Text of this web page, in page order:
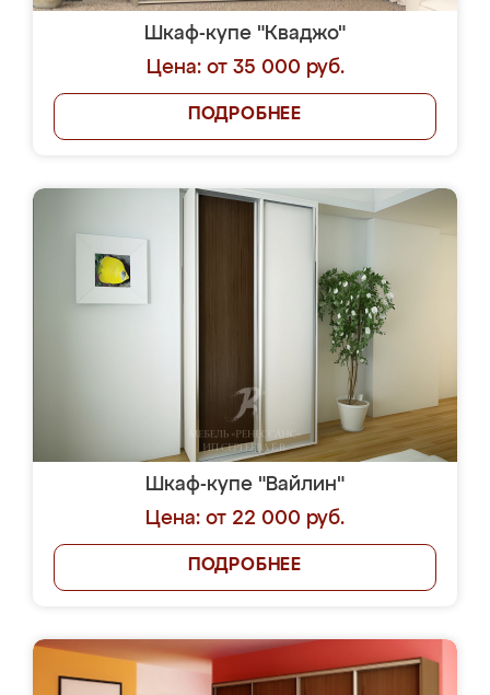
Шкаф-купе "Кваджо"
Цена: от 35 000 руб.
ПОДРОБНЕЕ
Шкаф-купе "Вайлин"
Цена: от 22 000 руб.
ПОДРОБНЕЕ